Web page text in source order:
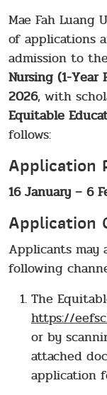
Mae Fah Luang
of applications
admission to the
Nursing (1-Year
2026, with
Equitable
follows:
Application
16 January – 6
Application
Applicants
following
The
https://
or by
attached
application